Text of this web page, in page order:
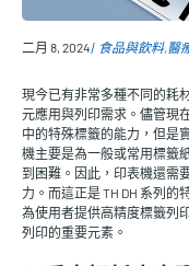
二月 8, 2024 食品與飲料 醫
現今已有非常多種不同的耗
元應用與列印需求。儘管現
中的特殊標籤的能力，但是
機主要是為一般或常用標籤
到困難。因此，印表機還需
力。而這正是 TH DH 系列的
為使用者提供高精度標籤列
列印的重要元素。